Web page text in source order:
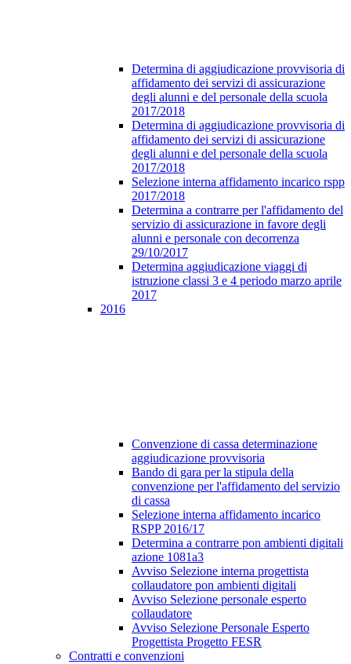
Determina di aggiudicazione provvisoria di
affidamento dei servizi di assicurazione
degli alunni e del personale della scuola
2017/2018
Determina di aggiudicazione provvisoria di
affidamento dei servizi di assicurazione
degli alunni e del personale della scuola
2017/2018
Selezione interna affidamento incarico rspp
2017/2018
Determina a contrarre per l'affidamento del
servizio di assicurazione in favore degli
alunni e personale con decorrenza
29/10/2017
Determina aggiudicazione viaggi di
istruzione classi 3 e 4 periodo marzo aprile
2017
2016
Convenzione di cassa determinazione
aggiudicazione provvisoria
Bando di gara per la stipula della
convenzione per l'affidamento del servizio
di cassa
Selezione interna affidamento incarico
RSPP 2016/17
Determina a contrarre pon ambienti digitali
azione 1081a3
Avviso Selezione interna progettista
collaudatore pon ambienti digitali
Avviso Selezione personale esperto
collaudatore
Avviso Selezione Personale Esperto
Progettista Progetto FESR
Contratti e convenzioni